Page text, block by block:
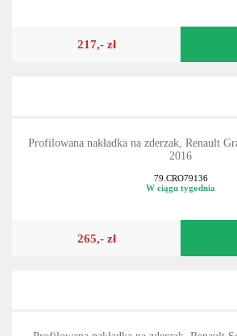
217,- zł
Profilowana nakładka na zderzak, Renault
2016
79.CRO79136
W ciągu tygodnia
265,- zł